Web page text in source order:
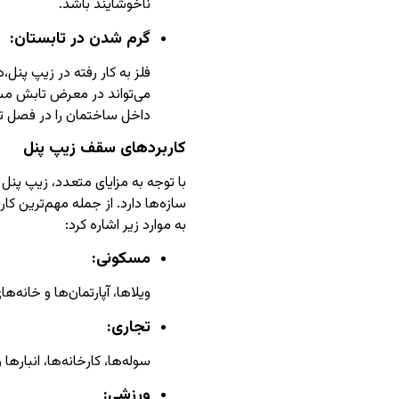
ناخوشایند باشد.
گرم شدن در تابستان:
فلز به کار رفته در زیپ
می‌تواند در معرض تابش
داخل ساختمان را در فصل
کاربردهای سقف زیپ پنل
با توجه به مزایای متعدد، زیپ
سازه‌ها دارد. از جمله
به موارد زیر اشاره کرد:
مسکونی:
ویلاها، آپارتمان‌ها و
تجاری:
سوله‌ها، کارخانه‌ها،